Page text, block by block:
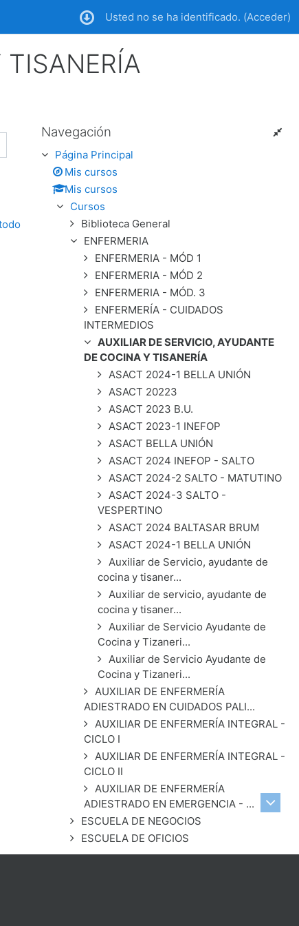
Usted no se ha identificado. (Acceder)
Salta Navegación
Navegación
Página Principal
Mis cursos
Mis cursos
Cursos
Biblioteca General
ENFERMERIA
ENFERMERIA - MÓD 1
ENFERMERIA - MÓD 2
ENFERMERIA - MÓD. 3
ENFERMERÍA - CUIDADOS
INTERMEDIOS
AUXILIAR DE SERVICIO, AYUDANTE
DE COCINA Y TISANERÍA
ASACT 2024-1 BELLA UNIÓN
ASACT 20223
ASACT 2023 B.U.
ASACT 2023-1 INEFOP
ASACT BELLA UNIÓN
ASACT 2024 INEFOP - SALTO
ASACT 2024-2 SALTO - MATUTINO
ASACT 2024-3 SALTO -
VESPERTINO
ASACT 2024 BALTASAR BRUM
ASACT 2024-1 BELLA UNIÓN
Auxiliar de Servicio, ayudante de
cocina y tisaner...
Auxiliar de servicio, ayudante de
cocina y tisaner...
Auxiliar de Servicio Ayudante de
Cocina y Tizaneri...
Auxiliar de Servicio Ayudante de
Cocina y Tizaneri...
AUXILIAR DE ENFERMERÍA
ADIESTRADO EN CUIDADOS PALI...
AUXILIAR DE ENFERMERÍA INTEGRAL -
CICLO I
AUXILIAR DE ENFERMERÍA INTEGRAL -
CICLO II
AUXILIAR DE ENFERMERÍA
ADIESTRADO EN EMERGENCIA - ...
ESCUELA DE NEGOCIOS
ESCUELA DE OFICIOS